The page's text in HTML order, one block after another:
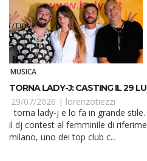
MUSICA
TORNA LADY-J: CASTING IL 29
29/07/2026 | lorenzotiezzi
torna lady-j e lo fa in grande stile. In questa calda estate 2026,
il dj contest al femminile di
milano, uno dei top club c...